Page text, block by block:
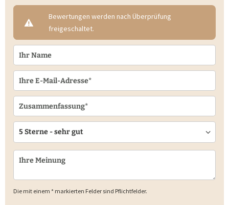
Bewertungen werden nach Überprüfung
freigeschaltet.
Die mit einem * markierten Felder sind Pflichtfelder.